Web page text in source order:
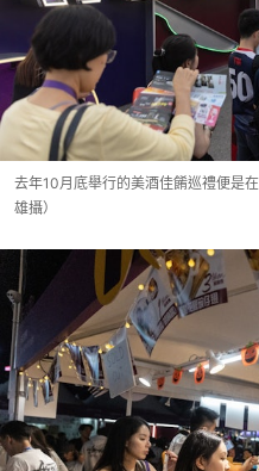
去年10月底舉行的美酒佳餚巡禮便是
雄攝）